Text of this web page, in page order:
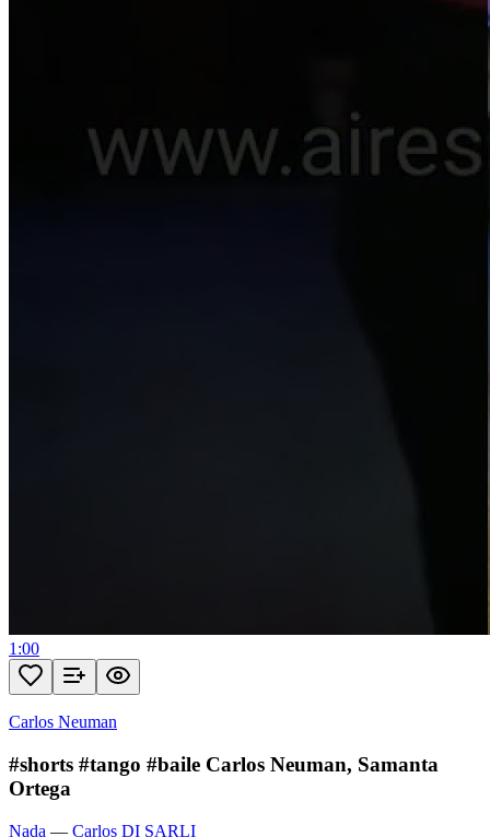
1:00
Carlos Neuman
#shorts #tango #baile Carlos Neuman, Samanta
Ortega
Nada — Carlos DI SARLI